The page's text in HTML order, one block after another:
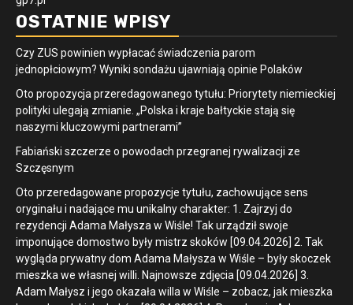
OSTATNIE WPISY
Czy ZUS powinien wypłacać świadczenia parom
jednopłciowym? Wyniki sondażu ujawniają opinie Polaków
Oto propozycja przeredagowanego tytułu: Priorytety niemieckiej
polityki ulegają zmianie. „Polska i kraje bałtyckie stają się
naszymi kluczowymi partnerami”
Fabiański szczerze o powodach przegranej rywalizacji ze
Szczęsnym
Oto przeredagowane propozycje tytułu, zachowujące sens
oryginału i nadające mu unikalny charakter: 1. Zajrzyj do
rezydencji Adama Małysza w Wiśle! Tak urządził swoje
imponujące domostwo były mistrz skoków [09.04.2026] 2. Tak
wygląda prywatny dom Adama Małysza w Wiśle – były skoczek
mieszka we własnej willi. Najnowsze zdjęcia [09.04.2026] 3.
Adam Małysz i jego okazała willa w Wiśle – zobacz, jak mieszka